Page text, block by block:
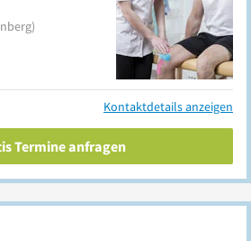
Kontaktdetails anzeigen
Termine anfragen